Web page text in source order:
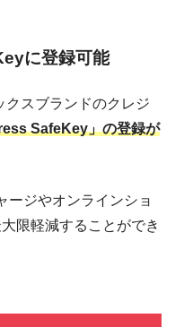
に登録可能
クスブランドのクレジ
SafeKey」の登録が
ージやオンラインショ
限軽減することができ